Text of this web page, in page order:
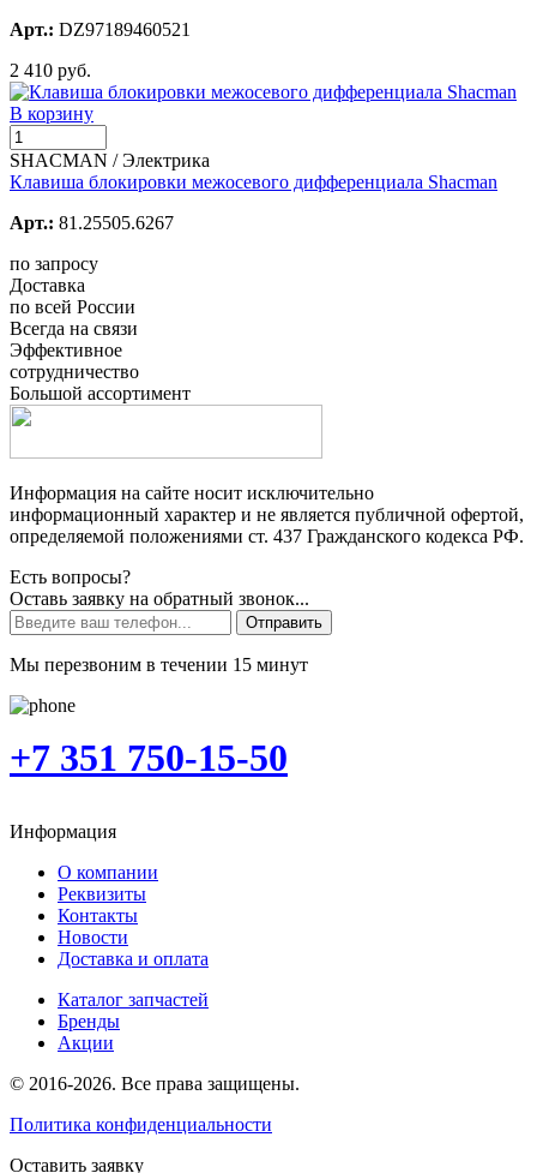
Арт.: DZ97189460521
2 410 руб.
В корзину
SHACMAN / Электрика
Клавиша блокировки межосевого дифференциала Shacman
Арт.: 81.25505.6267
по запросу
Доставка
по всей России
Всегда на связи
Эффективное
сотрудничество
Большой ассортимент
Информация на сайте носит исключительно
информационный характер и не является публичной офертой,
определяемой положениями ст. 437 Гражданского кодекса РФ.
Есть вопросы?
Оставь заявку на обратный звонок...
Отправить
Мы перезвоним в течении 15 минут
+7 351 750-15-50
Информация
О компании
Реквизиты
Контакты
Новости
Доставка и оплата
Каталог запчастей
Бренды
Акции
© 2016-2026. Все права защищены.
Политика конфиденциальности
Оставить заявку